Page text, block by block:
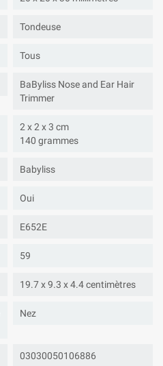
Tondeuse
Tous
BaByliss Nose and Ear Hair
Trimmer
2 x 2 x 3 cm
140 grammes
Babyliss
Oui
E652E
59
19.7 x 9.3 x 4.4 centimètres
Nez
03030050106886